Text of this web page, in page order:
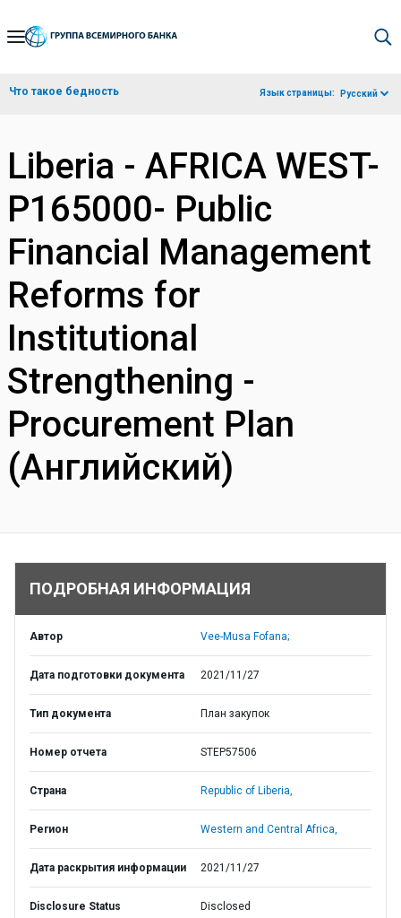
Skip
Navigation
Что такое бедность Язык страницы: Русский
Liberia - AFRICA WEST-
P165000- Public
Financial Management
Reforms for
Institutional
Strengthening -
Procurement Plan
(Английский)
ПОДРОБНАЯ ИНФОРМАЦИЯ
Автор Vee-Musa Fofana;
Дата подготовки документа 2021/11/27
Тип документа План закупок
Номер отчета STEP57506
Страна Republic of Liberia,
Регион Western and Central Africa,
Дата раскрытия информации 2021/11/27
Disclosure Status Disclosed